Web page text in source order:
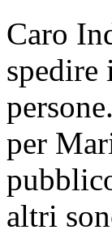
Caro
spedire
per
altri